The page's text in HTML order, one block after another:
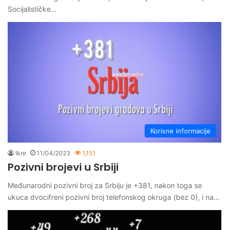
Socijalističke…
Korisne informacije
Ikre 11/04/2023 1,151
Pozivni brojevi u Srbiji
Međunarodni pozivni broj za Srbiju je +381, nakon toga se
ukuca dvocifreni pozivni broj telefonskog okruga (bez 0), i na…